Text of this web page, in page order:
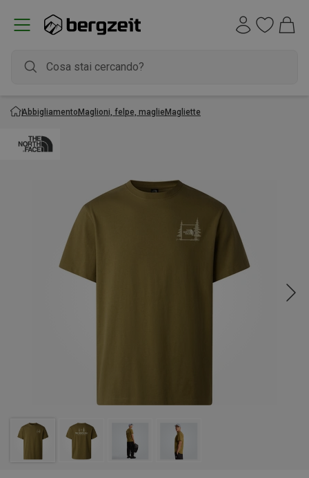
AbbigliamentoMaglioni, felpe, maglieMagliette